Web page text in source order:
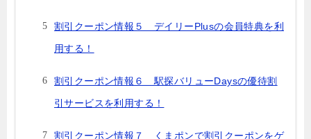
割引クーポン情報５ デイリーPlusの会員特典を利
用する！
割引クーポン情報６ 駅探バリューDaysの優待割
引サービスを利用する！
割引クーポン情報７ くまポンで割引クーポンをゲ